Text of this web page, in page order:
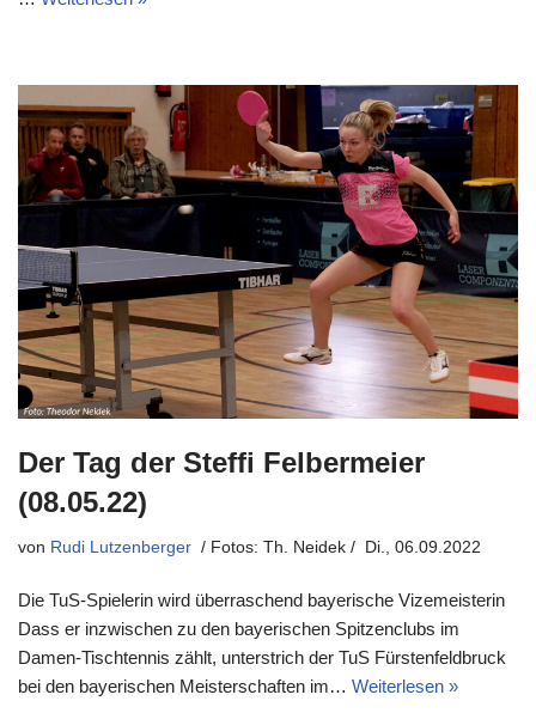
Der Tag der Steffi Felbermeier
(08.05.22)
von Rudi Lutzenberger Di., 06.09.2022
Die TuS-Spielerin wird überraschend bayerische Vizemeisterin
Dass er inzwischen zu den bayerischen Spitzenclubs im
Damen-Tischtennis zählt, unterstrich der TuS Fürstenfeldbruck
bei den bayerischen Meisterschaften im… Weiterlesen »